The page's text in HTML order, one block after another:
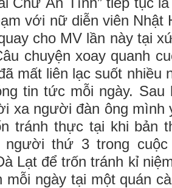
với nữ diễn viên Nhật
cho MV lần này tại
chuyện xoay quanh
mất liên lạc suốt nhiều
tin tức mỗi ngày.
xa người đàn ông
tránh thực tại khi bản
thứ 3 trong
Lạt để trốn tránh kỉ
mỗi ngày tại một quán